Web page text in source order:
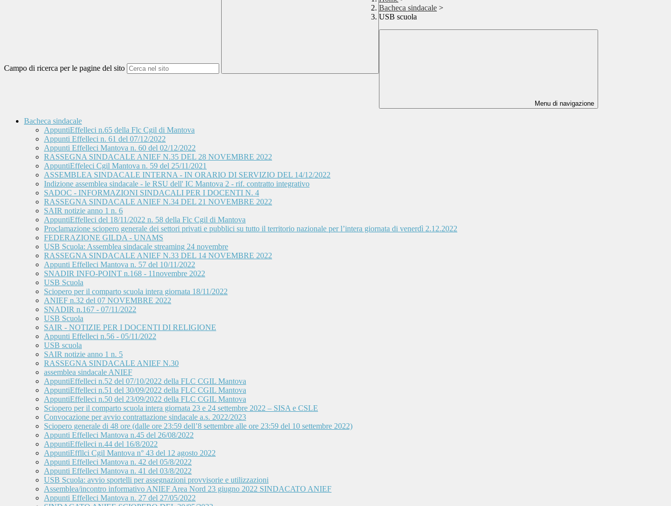
Campo di ricerca per le pagine del sito
Bacheca sindacale >
USB scuola
Menu di navigazione
Bacheca sindacale
AppuntiEffelleci n.65 della Flc Cgil di Mantova
Appunti Effelleci n. 61 del 07/12/2022
Appunti Effelleci Mantova n. 60 del 02/12/2022
RASSEGNA SINDACALE ANIEF N.35 DEL 28 NOVEMBRE 2022
AppuntiEffeleci Cgil Mantova n. 59 del 25/11/2021
ASSEMBLEA SINDACALE INTERNA - IN ORARIO DI SERVIZIO DEL 14/12/2022
Indizione assemblea sindacale - le RSU dell' IC Mantova 2 - rif. contratto integrativo
SADOC - INFORMAZIONI SINDACALI PER I DOCENTI N. 4
RASSEGNA SINDACALE ANIEF N.34 DEL 21 NOVEMBRE 2022
SAIR notizie anno 1 n. 6
AppuntiEffelleci del 18/11/2022 n. 58 della Flc Cgil di Mantova
Proclamazione sciopero generale dei settori privati e pubblici su tutto il territorio nazionale per l’intera giornata di venerdì 2.12.2022
FEDERAZIONE GILDA - UNAMS
USB Scuola: Assemblea sindacale streaming 24 novembre
RASSEGNA SINDACALE ANIEF N.33 DEL 14 NOVEMBRE 2022
Appunti Effelleci Mantova n. 57 del 10/11/2022
SNADIR INFO-POINT n.168 - 11novembre 2022
USB Scuola
Sciopero per il comparto scuola intera giornata 18/11/2022
ANIEF n.32 del 07 NOVEMBRE 2022
SNADIR n.167 - 07/11/2022
USB Scuola
SAIR - NOTIZIE PER I DOCENTI DI RELIGIONE
Appunti Effelleci n.56 - 05/11/2022
USB scuola
SAIR notizie anno 1 n. 5
RASSEGNA SINDACALE ANIEF N.30
assemblea sindacale ANIEF
AppuntiEffelleci n.52 del 07/10/2022 della FLC CGIL Mantova
AppuntiEffelleci n.51 del 30/09/2022 della FLC CGIL Mantova
AppuntiEffelleci n.50 del 23/09/2022 della FLC CGIL Mantova
Sciopero per il comparto scuola intera giornata 23 e 24 settembre 2022 – SISA e CSLE
Convocazione per avvio contrattazione sindacale a.s. 2022/2023
Sciopero generale di 48 ore (dalle ore 23:59 dell’8 settembre alle ore 23:59 del 10 settembre 2022)
Appunti Effelleci Mantova n.45 del 26/08/2022
AppuntiEffelleci n.44 del 16/8/2022
AppuntiEffllci Cgil Mantova n° 43 del 12 agosto 2022
Appunti Effelleci Mantova n. 42 del 05/8/2022
Appunti Effelleci Mantova n. 41 del 03/8/2022
USB Scuola: avvio sportelli per assegnazioni provvisorie e utilizzazioni
Assemblea/incontro informativo ANIEF Area Nord 23 giugno 2022 SINDACATO ANIEF
Appunti Effelleci Mantova n. 27 del 27/05/2022